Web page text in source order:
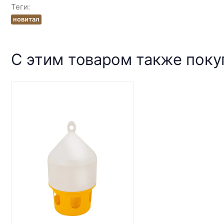
Теги:
новитал
С этим товаром также